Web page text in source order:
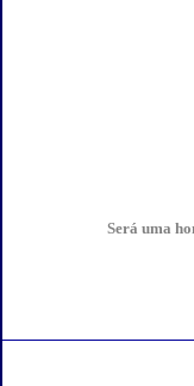
Será uma